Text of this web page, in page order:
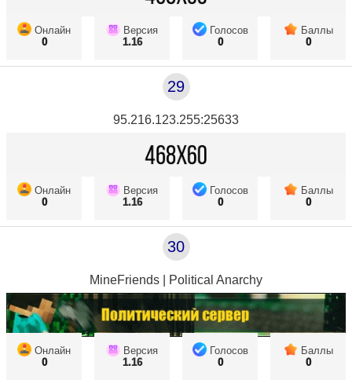
Онлайн
0
Версия
1.16
Голосов
0
Баллы
0
29
95.216.123.255:25633
Онлайн
0
Версия
1.16
Голосов
0
Баллы
0
30
MineFriends | Political Anarchy
Онлайн
0
Версия
1.16
Голосов
0
Баллы
0